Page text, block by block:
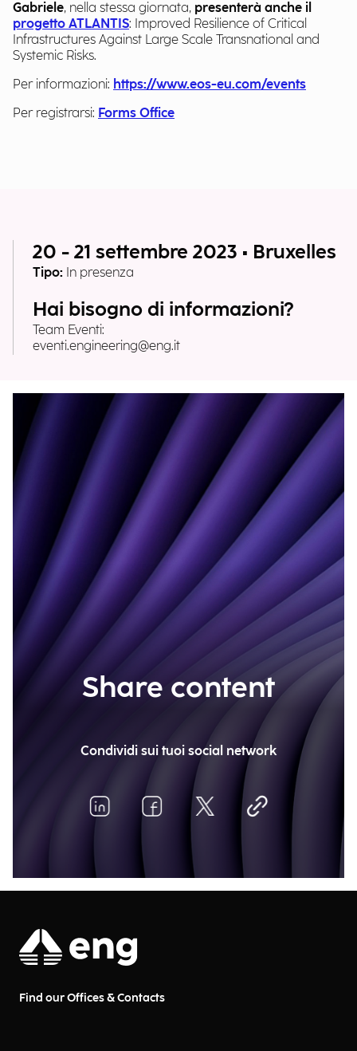
Gabriele, nella stessa giornata, presenterà anche il
progetto ATLANTIS: Improved Resilience of Critical
Infrastructures Against Large Scale Transnational and
Systemic Risks.
Per informazioni: https://www.eos-eu.com/events
Per registrarsi: Forms Office
20 - 21 settembre 2023 • Bruxelles
Tipo: In presenza
Hai bisogno di informazioni?
Team Eventi:
eventi.engineering@eng.it
Share content
Condividi sui tuoi social network
Find our Offices & Contacts